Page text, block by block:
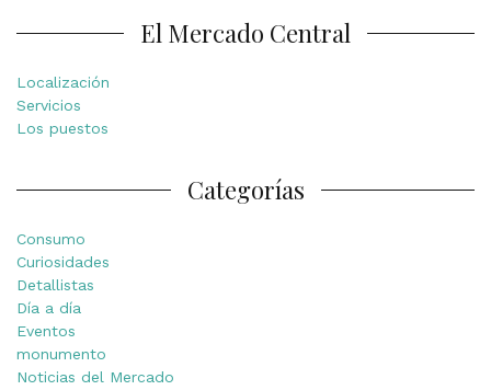
El Mercado Central
Localización
Servicios
Los puestos
Categorías
Consumo
Curiosidades
Detallistas
Día a día
Eventos
monumento
Noticias del Mercado